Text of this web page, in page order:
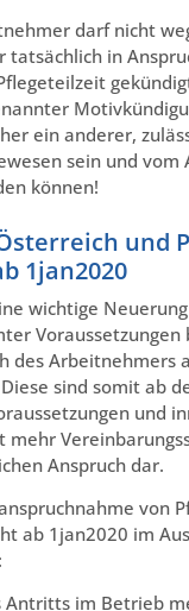
darf nicht
tatsächlich in
ein anderer,
sein und
können!
und
1jan2020
wichtige
Voraussetzungen
des Arbeitnehmers
sind somit ab
und
mehr
Anspruch dar.
von
ab 1jan2020 im
Antritts im Betrieb